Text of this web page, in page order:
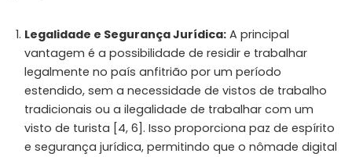
Legalidade e Segurança Jurídica: A principal
vantagem é a possibilidade de residir e trabalhar
legalmente no país anfitrião por um período
estendido, sem a necessidade de vistos de trabalho
tradicionais ou a ilegalidade de trabalhar com um
visto de turista [4, 6]. Isso proporciona paz de espírito
e segurança jurídica, permitindo que o nômade digital